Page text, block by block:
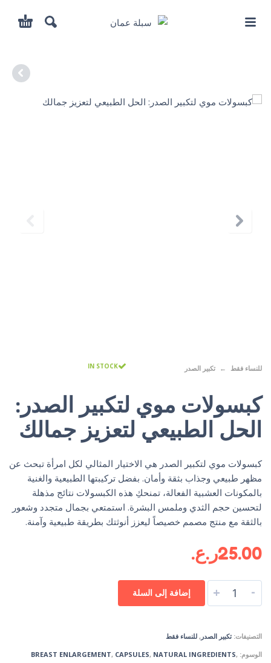
للنساء فقط تكبير الصدر IN STOCK
كبسولات موي لتكبير الصدر:
الحل الطبيعي لتعزيز جمالك
كبسولات موي لتكبير الصدر هي الاختيار المثالي لكل امرأة تبحث عن
مظهر طبيعي وجذاب بثقة وأمان. بفضل تركيبتها الطبيعية والغنية
بالمكونات العشبية الفعالة، تمنحكِ هذه الكبسولات نتائج مذهلة
لتحسين حجم الثدي وملمس البشرة. استمتعي بجمال متجدد وشعور
بالثقة مع منتج مصمم خصيصاً ليعزز أنوثتك بطريقة طبيعية وآمنة.
25.00ر.ع.
-
+ إضافة إلى السلة
التصنيفات:تكبير الصدر , للنساء فقط
الوسوم:
BREAST ENLARGEMENT, CAPSULES, NATURAL INGREDIENTS,